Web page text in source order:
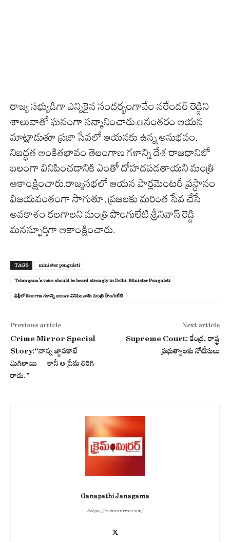
రాజ్య స‌భ్యుడిగా ఎన్నికైన సంద‌ర్భంగావేం న‌రేందర్ రెడ్డిని
శాలువాతో ఘ‌నంగా స‌న్మానించారు.అనంత‌రం ఆయ‌న
మాట్లాడుతూ ప్రజా సేవలో ఆయనకు ఉన్న అనుభవం,
నిబద్ధత అంకితభావం తెలంగాణ గళాన్ని దేశ రాజధానిలో
బలంగా వినిపించడానికి ఎంతో దోహదపడతాయని మంత్రి
ఆకాంక్షించారు.రాజ్యసభలో ఆయన పార్లమెంటరీ ప్రస్థానం
విజయవంతంగా సాగుతూ, ప్రజలకు మరింత సేవ చేసే
అవకాశం కలగాలని మంత్రి పొంగులేటి శ్రీనివాస్ రెడ్డి
మనస్ఫూర్తిగా ఆకాంక్షించారు.
TAGS minister ponguleti
Telangana's voice should be heard strongly in Delhi: Minister Ponguleti
ఢిల్లీలో తెలంగాణ గ‌ళాన్ని బ‌లంగా వినిపించాలిః మంత్రి పొంగులేటి
Previous article
Crime Mirror Special
Story:“నాన్న జ్ఞాపకాలే
మిగిలాయి… కానీ ఆ ప్రేమ తిరిగి
రాదు.”
Next article
Supreme Court: కేంద్ర, రాష్ట్ర
ప్రభుత్వాలకు నోటీసులు
Ganapathi Janagama
https://crimemirror.com/